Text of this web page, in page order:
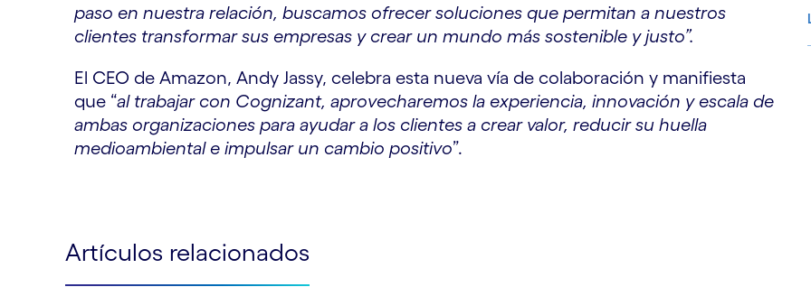
paso en nuestra relación, buscamos ofrecer soluciones que permitan a nuestros
clientes transformar sus empresas y crear un mundo más sostenible y justo”.
El CEO de Amazon, Andy Jassy, celebra esta nueva vía de colaboración y manifiesta
que “al trabajar con Cognizant, aprovecharemos la experiencia, innovación y escala de
ambas organizaciones para ayudar a los clientes a crear valor, reducir su huella
medioambiental e impulsar un cambio positivo”.
Artículos relacionados